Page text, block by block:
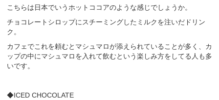
こちらは日本でいうホットココアのような感じでしょうか。
チョコレートシロップにスチーミングしたミルクを注いだドリン
ク。
カフェでこれを頼むとマシュマロが添えられていることが多く、カ
ップの中にマシュマロを入れて飲むという楽しみ方をしてる人も多
いです。
◆ICED CHOCOLATE